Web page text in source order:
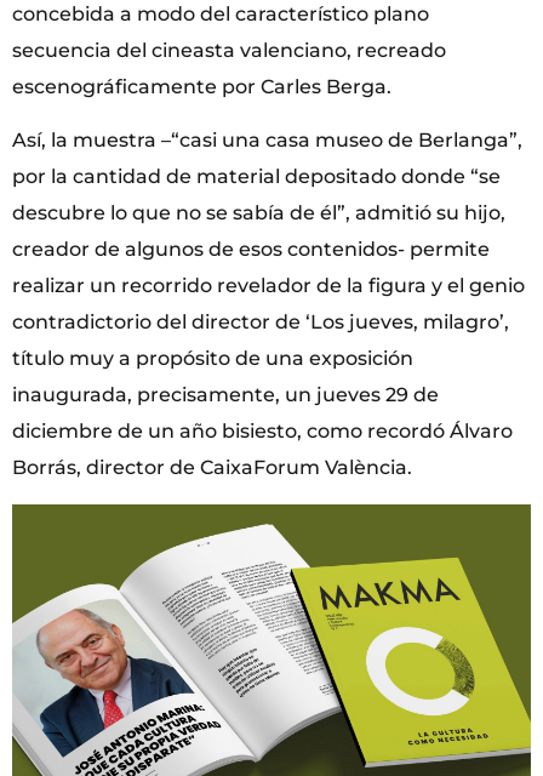
concebida a modo del característico plano
secuencia del cineasta valenciano, recreado
escenográficamente por Carles Berga.
Así, la muestra –“casi una casa museo de Berlanga”,
por la cantidad de material depositado donde “se
descubre lo que no se sabía de él”, admitió su hijo,
creador de algunos de esos contenidos- permite
realizar un recorrido revelador de la figura y el genio
contradictorio del director de ‘Los jueves, milagro’,
título muy a propósito de una exposición
inaugurada, precisamente, un jueves 29 de
diciembre de un año bisiesto, como recordó Álvaro
Borrás, director de CaixaForum València.